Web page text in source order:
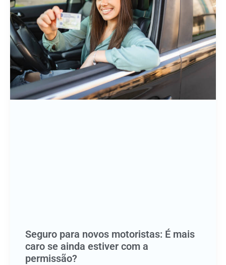
Seguro para novos motoristas: É mais
caro se ainda estiver com a
permissão?